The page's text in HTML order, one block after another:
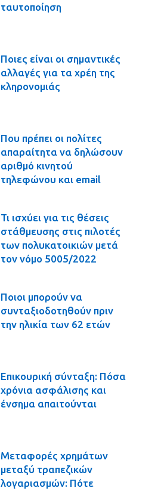
ταυτοποίηση
Ποιες είναι οι σημαντικές
αλλαγές για τα χρέη της
κληρονομιάς
Που πρέπει οι πολίτες
απαραίτητα να δηλώσουν
αριθμό κινητού
τηλεφώνου και email
Τι ισχύει για τις θέσεις
στάθμευσης στις πιλοτές
των πολυκατοικιών μετά
τον νόμο 5005/2022
Ποιοι μπορούν να
συνταξιοδοτηθούν πριν
την ηλικία των 62 ετών
Επικουρική σύνταξη: Πόσα
χρόνια ασφάλισης και
ένσημα απαιτούνται
Μεταφορές χρημάτων
μεταξύ τραπεζικών
λογαριασμών: Πότε